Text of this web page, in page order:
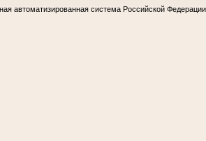
автоматизированная система Российской